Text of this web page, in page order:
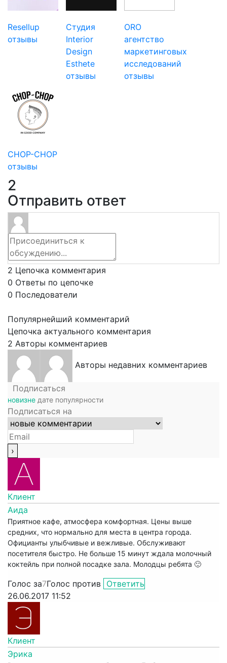
Resellup
отзывы
Студия
Interior
Design
Esthete
отзывы
ORO
агентство
маркетинговых
исследований
отзывы
CHOP-CHOP
отзывы
2
Отправить ответ
2 Цепочка комментария
0 Ответы по цепочке
0 Последователи
Популярнейший комментарий
Цепочка актуального комментария
2 Авторы комментариев
Авторы недавних комментариев
Подписаться
новизне дате популярности
Подписаться на
Клиент
Аида
Приятное кафе, атмосфера комфортная. Цены выше
средних, что нормально для места в центра города.
Официанты улыбчивые и вежливые. Обслуживают
посетителя быстро. Не больше 15 минут ждала молочный
коктейль при полной посадке зала. Молодцы ребята 🙂
Голос за7Голос против Ответить
26.06.2017 11:52
Клиент
Эрика